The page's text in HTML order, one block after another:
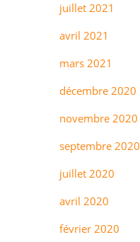
juillet 2021
avril 2021
mars 2021
décembre 2020
novembre 2020
septembre 2020
juillet 2020
avril 2020
février 2020